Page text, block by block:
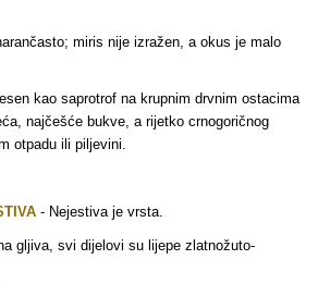
miris nije izražen, a okus je malo
kao saprotrof na krupnim drvnim ostacima
najčešće bukve, a rijetko crnogoričnog
otpadu ili piljevini.
- Nejestiva je vrsta.
gljiva, svi dijelovi su lijepe zlatnožuto-